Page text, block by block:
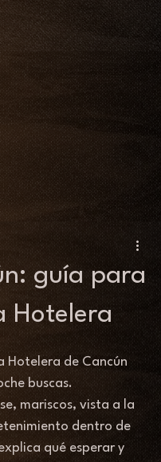
guía para
Hotelera
Hotelera de Cancún
buscas.
mariscos, vista a la
dentro de
qué esperar y